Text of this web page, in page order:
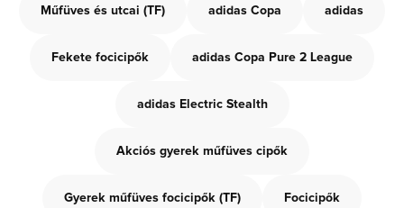
Műfüves és utcai (TF) adidas Copa adidas
Fekete focicipők adidas Copa Pure 2 League
adidas Electric Stealth
Akciós gyerek műfüves cipők
Gyerek műfüves focicipők (TF) Focicipők